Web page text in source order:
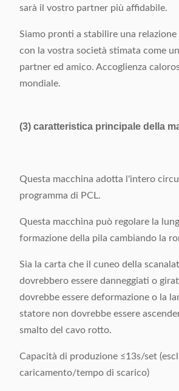
sarà il vostro partner più affidabile.
Siamo pronti a stabilire una
con la vostra società stimata come
partner ed amico. Accoglienza
mondiale.
(3) caratteristica principale della
Questa macchina adotta l'intero
programma di PCL.
Questa macchina può regolare la
formazione della pila cambiando la
Sia la carta che il cuneo della
dovrebbero essere danneggiati o
dovrebbe essere deformazione o la
statore non dovrebbe essere
smalto del cavo rotto.
Capacità di produzione ≤13s/set
caricamento/tempo di scarico)